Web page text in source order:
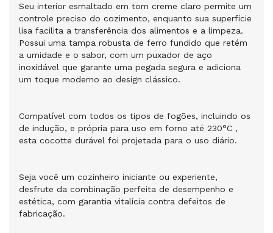
Seu interior esmaltado em tom creme claro permite um
controle preciso do cozimento, enquanto sua superfície
lisa facilita a transferência dos alimentos e a limpeza.
Possui uma tampa robusta de ferro fundido que retém
a umidade e o sabor, com um puxador de aço
inoxidável que garante uma pegada segura e adiciona
um toque moderno ao design clássico.
Compatível com todos os tipos de fogões, incluindo os
de indução, e própria para uso em forno até 230°C ,
esta cocotte durável foi projetada para o uso diário.
Seja você um cozinheiro iniciante ou experiente,
desfrute da combinação perfeita de desempenho e
estética, com garantia vitalícia contra defeitos de
fabricação.